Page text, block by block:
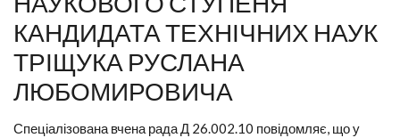
КАНДИДАТА ТЕХНІЧНИХ НАУК
ТРІЩУКА РУСЛАНА
ЛЮБОМИРОВИЧА
Спеціалізована вчена рада Д 26.002.10 повідомляє, що у